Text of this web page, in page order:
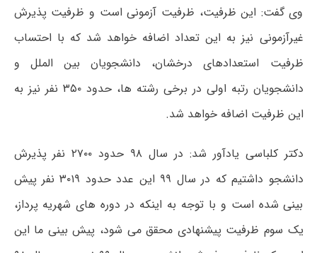
وی گفت: این ظرفیت،‌ ظرفیت آزمونی است و ظرفیت پذیرش
غیرآزمونی نیز به این تعداد اضافه خواهد شد که با احتساب
ظرفیت استعدادهای درخشان،‌ دانشجویان بین الملل و
دانشجویان رتبه اولی در برخی رشته ها،‌ حدود ۳۵۰ نفر نیز به
این ظرفیت اضافه خواهد شد.
دکتر کلباسی یادآور شد: در سال ۹۸ حدود ۲۷۰۰ نفر پذیرش
دانشجو داشتیم که در سال ۹۹ این عدد حدود ۳۰۱۹ نفر پیش
بینی شده است و با توجه به اینکه در دوره های شهریه پرداز،
یک سوم ظرفیت پیشنهادی محقق می شود،‌ پیش بینی ما این